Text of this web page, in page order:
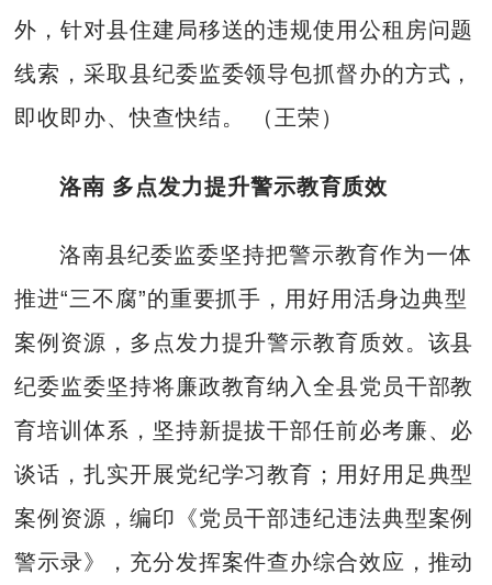
外，针对县住建局移送的违规使用公租房问题
线索，采取县纪委监委领导包抓督办的方式，
即收即办、快查快结。 （王荣）
洛南 多点发力提升警示教育质效
洛南县纪委监委坚持把警示教育作为一体
推进“三不腐”的重要抓手，用好用活身边典型
案例资源，多点发力提升警示教育质效。该县
纪委监委坚持将廉政教育纳入全县党员干部教
育培训体系，坚持新提拔干部任前必考廉、必
谈话，扎实开展党纪学习教育；用好用足典型
案例资源，编印《党员干部违纪违法典型案例
警示录》，充分发挥案件查办综合效应，推动